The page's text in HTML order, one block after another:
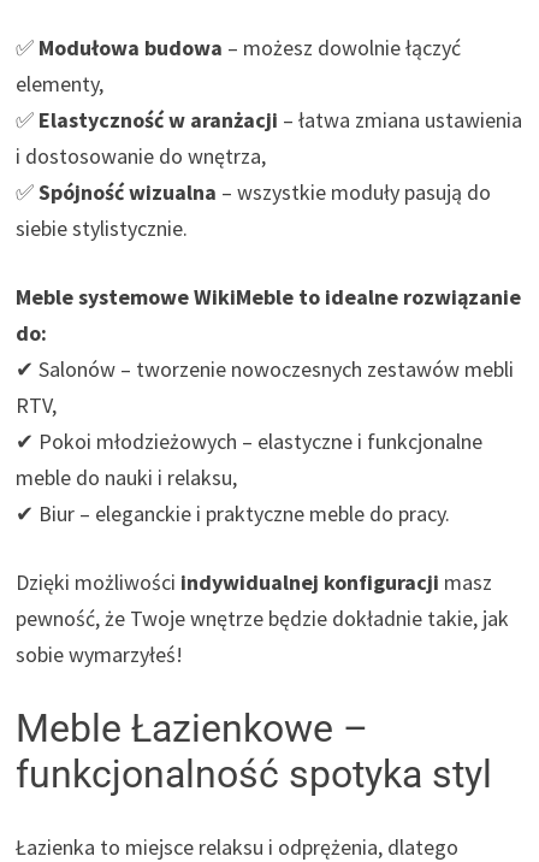
✅ Modułowa budowa – możesz dowolnie łączyć
elementy,
✅ Elastyczność w aranżacji – łatwa zmiana ustawienia
i dostosowanie do wnętrza,
✅Spójność wizualna – wszystkie moduły pasują do
siebie stylistycznie.
Meble systemowe WikiMeble to idealne rozwiązanie
do:
✔ Salonów – tworzenie nowoczesnych zestawów mebli
RTV,
✔ Pokoi młodzieżowych – elastyczne i funkcjonalne
meble do nauki i relaksu,
✔ Biur – eleganckie i praktyczne meble do pracy.
Dzięki możliwości indywidualnej konfiguracji masz
pewność, że Twoje wnętrze będzie dokładnie takie, jak
sobie wymarzyłeś!
Meble Łazienkowe –
funkcjonalność spotyka styl
Łazienka to miejsce relaksu i odprężenia, dlatego